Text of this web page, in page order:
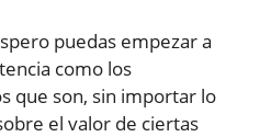
puedas empezar a
como los
que son, sin importar lo
el valor de ciertas